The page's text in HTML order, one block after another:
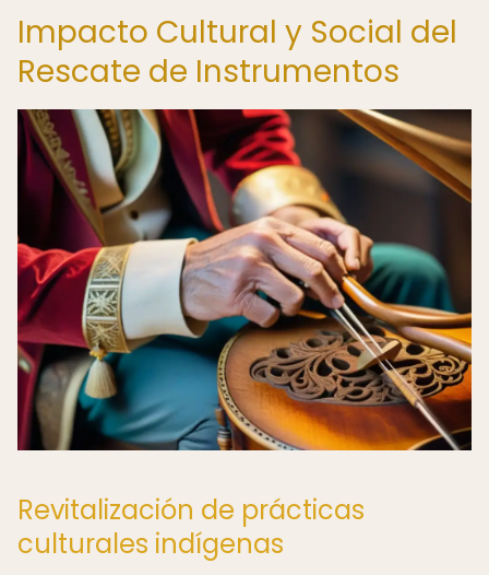
Impacto Cultural y Social del
Rescate de Instrumentos
Revitalización de prácticas
culturales indígenas